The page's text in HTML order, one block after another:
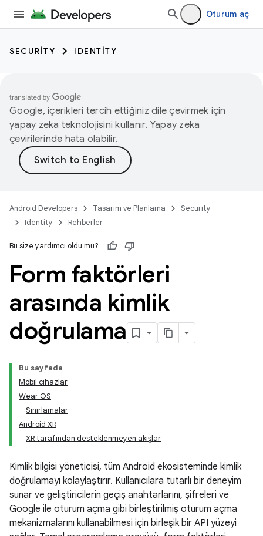
Oturum aç
SECURITY IDENTITY
Google, içerikleri tercih ettiğiniz dile çevirmek için
yapay zeka teknolojisini kullanır. Yapay zeka
çevirilerinde hata olabilir.
Android Developers Tasarım ve Planlama
Security
Identity
Rehberler
Bu size yardımcı oldu mu?
Form faktörleri
arasında kimlik
doğrulama
Bu sayfada
Mobil cihazlar
Wear OS
Sınırlamalar
Android XR
XR tarafından desteklenmeyen akışlar
Kimlik bilgisi yöneticisi, tüm Android ekosisteminde kimlik
doğrulamayı kolaylaştırır. Kullanıcılara tutarlı bir deneyim
sunar ve geliştiricilerin geçiş anahtarlarını, şifreleri ve
Google ile oturum açma gibi birleştirilmiş oturum açma
mekanizmalarını kullanabilmesi için birleşik bir API yüzeyi